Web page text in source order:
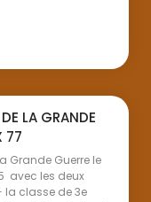
LA GRANDE
77
Grande Guerre le
avec les deux
la classe de 3e